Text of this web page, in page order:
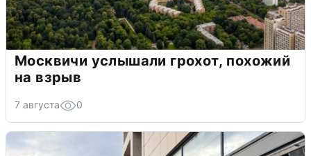
Москвичи услышали грохот, похожий
на взрыв
7 августа 0